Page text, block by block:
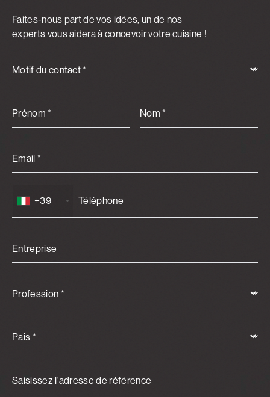
Faites-nous part de vos idées, un de nos
experts vous aidera à concevoir votre cuisine !
Motif du contact *
Prénom * Nom *
Email *
+39
Entreprise
Profession *
Pais *